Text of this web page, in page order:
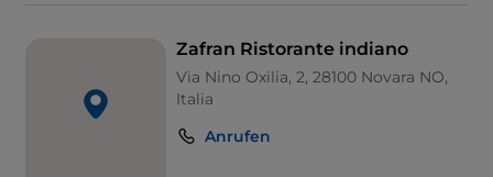
Zafran Ristorante indiano
Via Nino Oxilia, 2, 28100 Novara NO,
Italia
Anrufen